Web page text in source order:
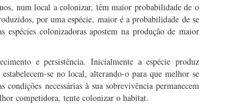
num local a colonizar, têm maior probabilidade de o
por uma espécie, maior é a probabilidade de se
colonizadoras apostem na produção de maior
e persistência. Inicialmente a espécie produz
se no local, alterando-o para que melhor se
condições necessárias à sua sobrevivência permanecem
competidora, tente colonizar o habitat.